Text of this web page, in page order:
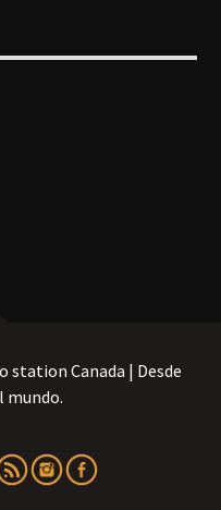
station Canada | Desde
mundo.